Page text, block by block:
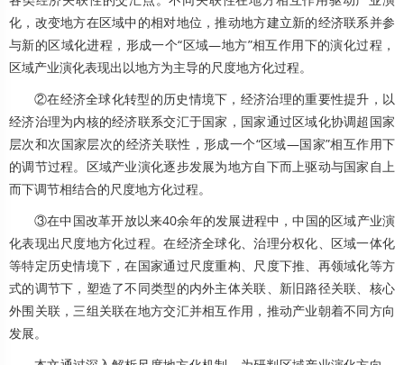
化，改变地方在区域中的相对地位，推动地方建立新的经济联系并参
与新的区域化进程，形成一个“区域—地方”相互作用下的演化过程，
区域产业演化表现出以地方为主导的尺度地方化过程。
②在经济全球化转型的历史情境下，经济治理的重要性提升，以
经济治理为内核的经济联系交汇于国家，国家通过区域化协调超国家
层次和次国家层次的经济关联性，形成一个“区域—国家”相互作用下
的调节过程。区域产业演化逐步发展为地方自下而上驱动与国家自上
而下调节相结合的尺度地方化过程。
③在中国改革开放以来40余年的发展进程中，中国的区域产业演
化表现出尺度地方化过程。在经济全球化、治理分权化、区域一体化
等特定历史情境下，在国家通过尺度重构、尺度下推、再领域化等方
式的调节下，塑造了不同类型的内外主体关联、新旧路径关联、核心
外围关联，三组关联在地方交汇并相互作用，推动产业朝着不同方向
发展。